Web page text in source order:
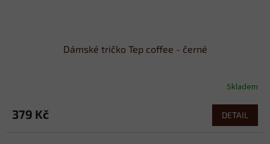
Dámské tričko Tep coffee - černé
Skladem
379 Kč DETAIL